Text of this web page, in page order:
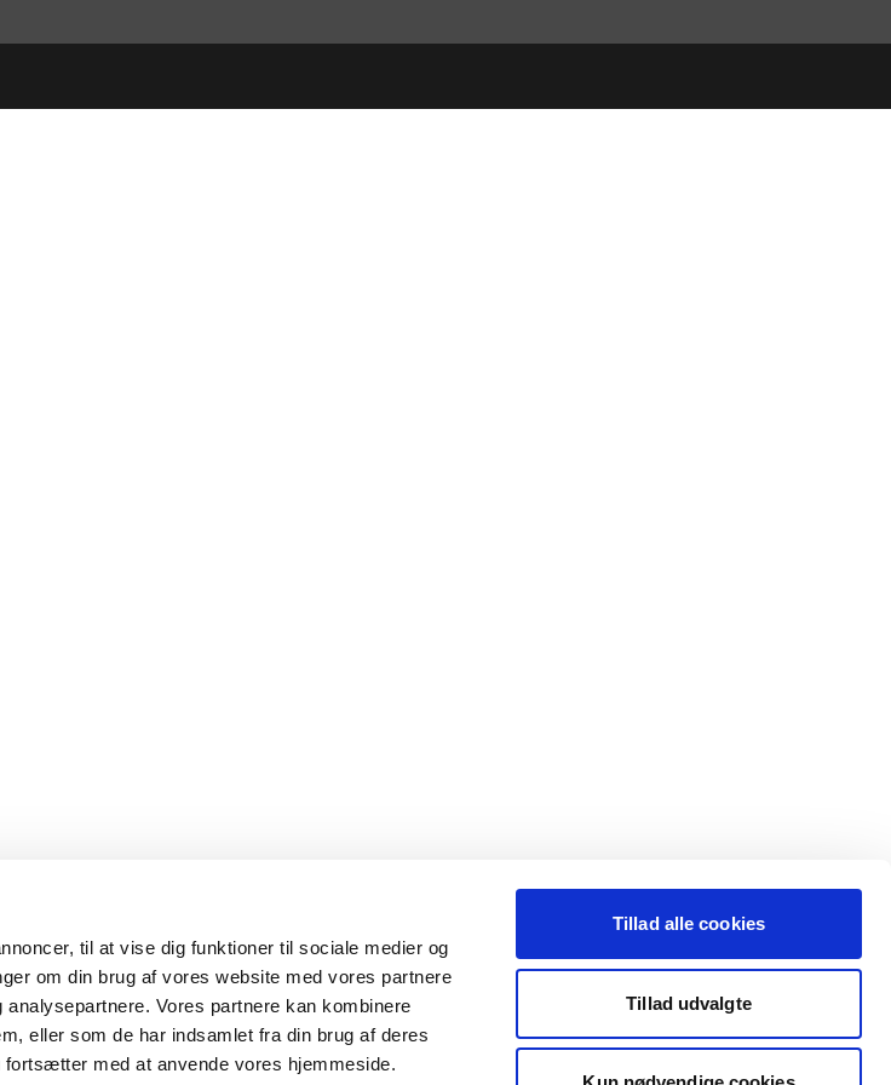
til at vise dig funktioner til sociale medier og
om din brug af vores website med vores partnere
Vores partnere kan kombinere
eller som de har indsamlet fra din brug af deres
med at anvende vores hjemmeside.
Tillad alle cookies
Tillad udvalgte